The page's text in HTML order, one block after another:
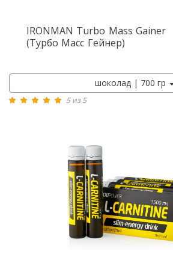
IRONMAN Turbo Mass Gainer
(Турбо Масс Гейнер)
шоколад | 700 гр
5 из 5